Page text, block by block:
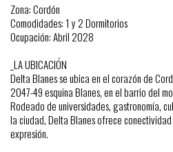
Zona: Cordón
Comodidades: 1 y 2 Dormitorios
Ocupación: Abril 2028
_LA UBICACIÓN
Delta Blanes se ubica en el corazón de
2047-49 esquina Blanes, en el barrio del
Rodeado de universidades, gastronomía,
la ciudad, Delta Blanes ofrece
expresión.